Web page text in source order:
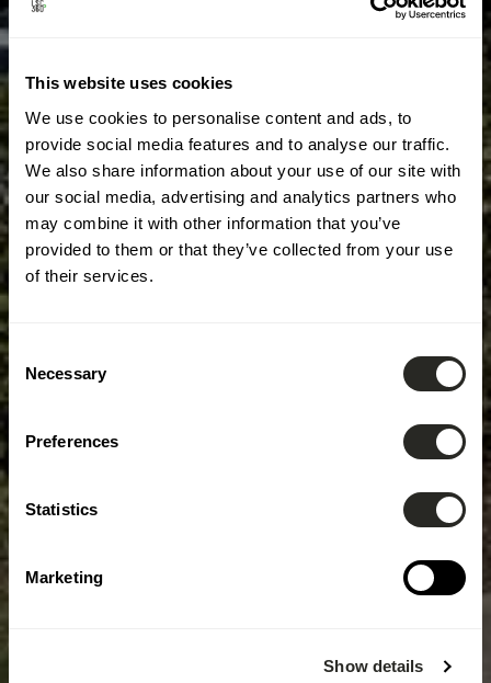
This website uses cookies
We use cookies to personalise content and ads, to
provide social media features and to analyse our traffic.
We also share information about your use of our site with
our social media, advertising and analytics partners who
may combine it with other information that you’ve
provided to them or that they’ve collected from your use
of their services.
Consent
Selection
Necessary
Preferences
Statistics
Marketing
Show details